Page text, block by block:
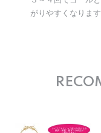
がりやすくなります